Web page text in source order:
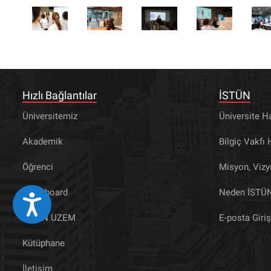
Eri&#351;ilebilirlik
Hızlı Bağlantılar
Üniversitemiz
Akademik
Öğrenci
Blackboard
İSTÜN UZEM
Kütüphane
İletişim
İSTÜN
Üniversite
Bilgiç Vakfı
Misyon,
Neden
E-posta